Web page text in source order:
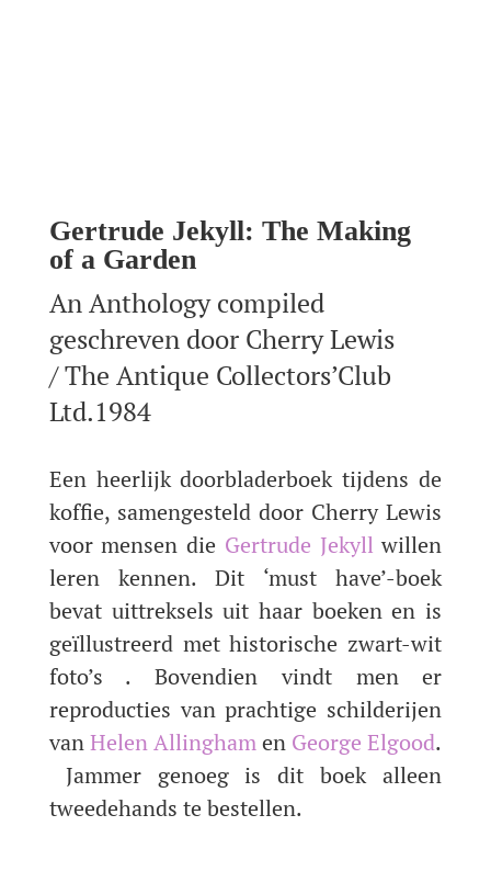
Gertrude Jekyll: The Making
of a Garden
An Anthology compiled
geschreven door Cherry Lewis
/ The Antique Collectors’Club
Ltd.1984
Een heerlijk doorbladerboek tijdens de
koffie, samengesteld door Cherry Lewis
voor mensen die Gertrude Jekyll willen
leren kennen. Dit ‘must have’-boek
bevat uittreksels uit haar boeken en is
geïllustreerd met historische zwart-wit
foto’s . Bovendien vindt men er
reproducties van prachtige schilderijen
vanHelen Allinghamen George Elgood.
Jammer genoeg is dit boek alleen
tweedehands te bestellen.